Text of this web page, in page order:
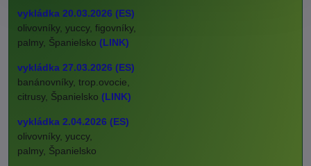
vykládka 20.03.2026 (ES)
olivovníky, yuccy, figovníky,
palmy, Španielsko (LINK)
vykládka 27.03.2026 (ES)
banánovníky, trop.ovocie,
citrusy, Španielsko (LINK)
vykládka 2.04.2026 (ES)
olivovníky, yuccy,
palmy, Španielsko